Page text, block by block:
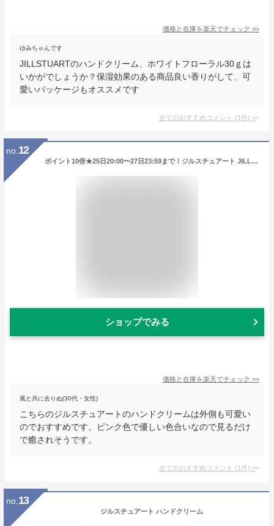
価格と在庫を楽天でチェック >>
ゆみちゃんです
JILLSTUARTのハンドクリーム、ホワイトフローラル30ｇは
いかがでしょうか？保湿効果のある商品良い香りがして、可
愛いパッケージもオススメです
全てのおすすめコメント (1件) >
no. 12
ポイント10倍★25日20:00〜27日23:59まで！ジルスチュアート JILL STUART クリスタルブルーム パフュームド ハンドクリーム 40g プレゼント ギフト ホワイトデー ハンドクリーム
ショップでみる
価格と在庫を楽天でチェック >>
風と共に去りぬ(30代・女性)
こちらのジルスチュアートのハンドクリームは外側も可愛い
のでおすすめです。ピンク色で優しい色合いなので見るだけ
で癒されそうです。
全てのおすすめコメント (1件) >
no. 13
ジルスチュアート ハンドクリーム